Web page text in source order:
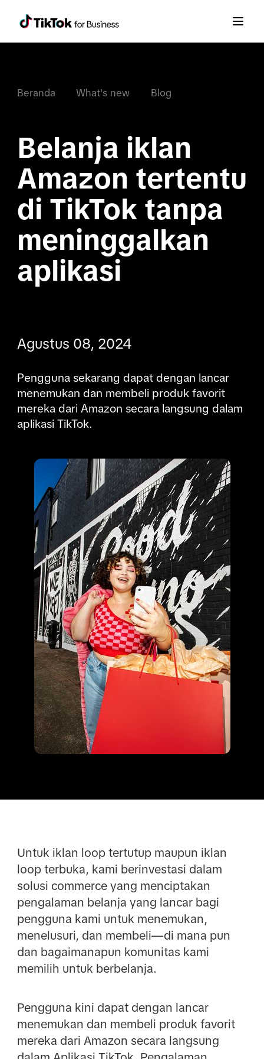
Beranda What's new Blog
Belanja iklan
Amazon tertentu
di TikTok tanpa
meninggalkan
aplikasi
Agustus 08, 2024
Pengguna sekarang dapat dengan lancar
menemukan dan membeli produk favorit
mereka dari Amazon secara langsung dalam
aplikasi TikTok.
Untuk iklan loop tertutup maupun iklan
loop terbuka, kami berinvestasi dalam
solusi commerce yang menciptakan
pengalaman belanja yang lancar bagi
pengguna kami untuk menemukan,
menelusuri, dan membeli—di mana pun
dan bagaimanapun komunitas kami
memilih untuk berbelanja.
Pengguna kini dapat dengan lancar
menemukan dan membeli produk favorit
mereka dari Amazon secara langsung